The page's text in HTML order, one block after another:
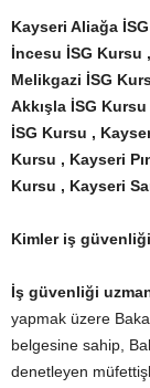
Kayseri Aliağa
İncesu İSG Kursu
Melikgazi İSG
Akkışla İSG
İSG Kursu ,
Kursu , Kayseri
Kursu , Kayseri
Kimler iş
İş güvenliği
yapmak üzere
belgesine sahip,
denetleyen